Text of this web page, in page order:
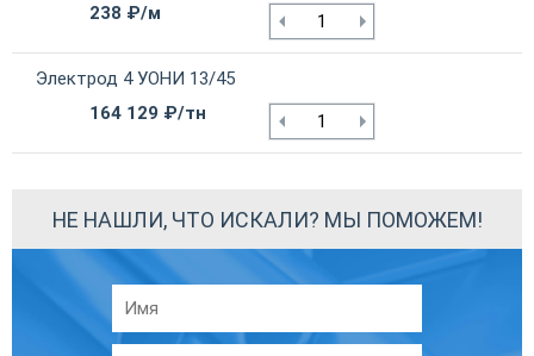
238 ₽/м
Электрод 4 УОНИ 13/45
164 129 ₽/тн
НЕ НАШЛИ, ЧТО ИСКАЛИ? МЫ ПОМОЖЕМ!